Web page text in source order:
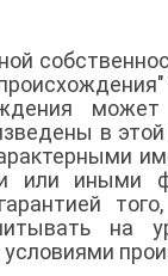
может
в
или иными
на